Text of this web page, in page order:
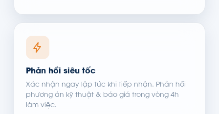
Phản hồi siêu tốc
Xác nhận ngay lập tức khi tiếp nhận. Phản hồi
phương án kỹ thuật & báo giá trong vòng 4h
làm việc.